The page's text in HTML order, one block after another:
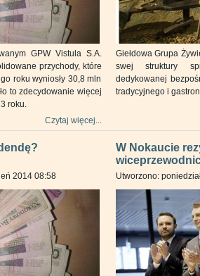
GPW Vistula S.A.
przychody, które
roku wyniosły 30,8 mln
to zdecydowanie więcej
roku.
Czytaj więcej...
Giełdowa Grupa
swej struktury
dedykowanej
tradycyjnego i
2014 08:58
W Nokaucie
Utworzono: